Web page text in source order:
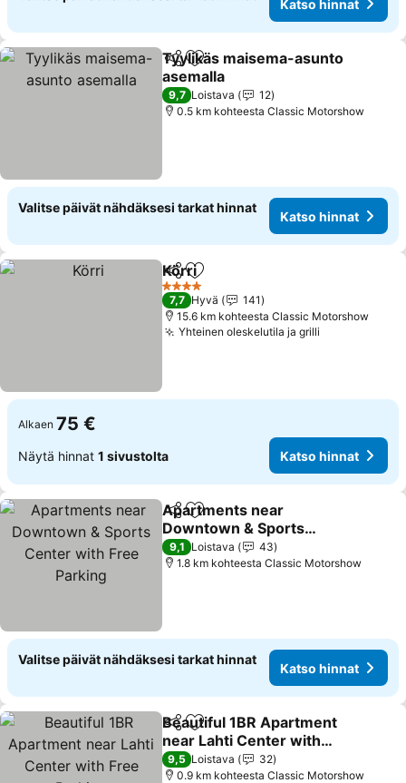
Katso hinnat
Jaa Lisää suosikkeihin
Tyylikäs maisema-asunto
asemalla
Katso hinnat
9,7 Loistava
12
0.5 km kohteesta Classic Motorshow
Valitse päivät nähdäksesi tarkat hinnat
Katso hinnat
Jaa Lisää suosikkeihin
Körri
4 Tähtiluokitus
7,7 Hyvä
141
15.6 km kohteesta Classic Motorshow
Yhteinen oleskelutila ja grilli
Alkaen 75 €
Näytä hinnat 1 sivustolta Katso hinnat
Jaa Lisää suosikkeihin
Apartments near
Downtown & Sports
Center with Free Parking
Katso hinnat
9,1 Loistava
43
1.8 km kohteesta Classic Motorshow
Valitse päivät nähdäksesi tarkat hinnat
Katso hinnat
Jaa Lisää suosikkeihin
Beautiful 1BR Apartment
near Lahti Center with
Free Parking
Katso hinnat
9,5 Loistava
32
0.9 km kohteesta Classic Motorshow